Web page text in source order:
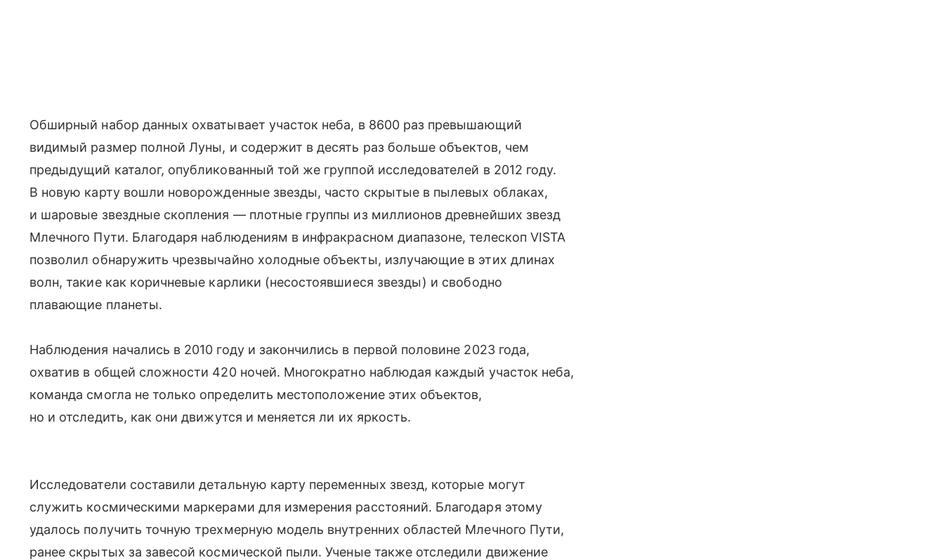
Обширный набор данных охватывает участок неба, в 8600 раз превышающий
видимый размер полной Луны, и содержит в десять раз больше объектов, чем
предыдущий каталог, опубликованный той же группой исследователей в 2012 году.
В новую карту вошли новорожденные звезды, часто скрытые в пылевых облаках,
и шаровые звездные скопления — плотные группы из миллионов древнейших звезд
Млечного Пути. Благодаря наблюдениям в инфракрасном диапазоне, телескоп VISTA
позволил обнаружить чрезвычайно холодные объекты, излучающие в этих длинах
волн, такие как коричневые карлики (несостоявшиеся звезды) и свободно
плавающие планеты.
Наблюдения начались в 2010 году и закончились в первой половине 2023 года,
охватив в общей сложности 420 ночей. Многократно наблюдая каждый участок неба,
команда смогла не только определить местоположение этих объектов,
но и отследить, как они движутся и меняется ли их яркость.
Исследователи составили детальную карту переменных звезд, которые могут
служить космическими маркерами для измерения расстояний. Благодаря этому
удалось получить точную трехмерную модель внутренних областей Млечного Пути,
ранее скрытых за завесой космической пыли. Ученые также отследили движение